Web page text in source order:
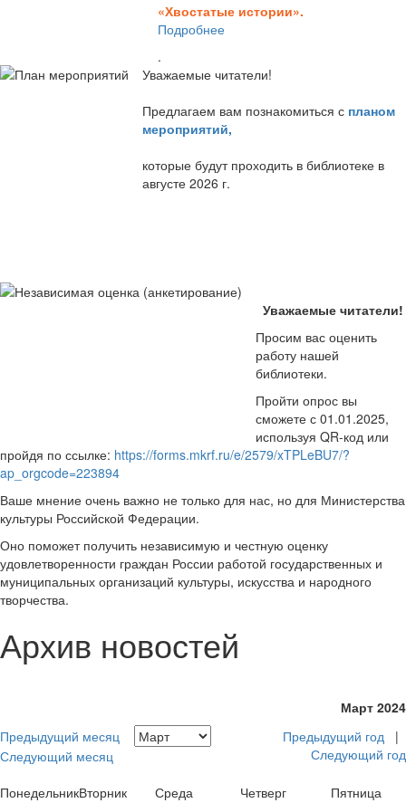
«Хвостатые истории».
Подробнее
.
Уважаемые читатели!
Предлагаем вам познакомиться с планом
мероприятий,
которые будут проходить в библиотеке в
августе 2026 г.
Уважаемые читатели!
Просим вас оценить
работу нашей
библиотеки.
Пройти опрос вы
сможете с 01.01.2025,
используя QR-код или
пройдя по ссылке: https://forms.mkrf.ru/e/2579/xTPLeBU7/?
ap_orgcode=223894
Ваше мнение очень важно не только для нас, но для Министерства
культуры Российской Федерации.
Оно поможет получить независимую и честную оценку
удовлетворенности граждан России работой государственных и
муниципальных организаций культуры, искусства и народного
творчества.
Архив новостей
Март 2024
Предыдущий месяц
Следующий месяц
Предыдущий год |
Следующий год
ПонедельникВторник Среда Четверг
Пятница